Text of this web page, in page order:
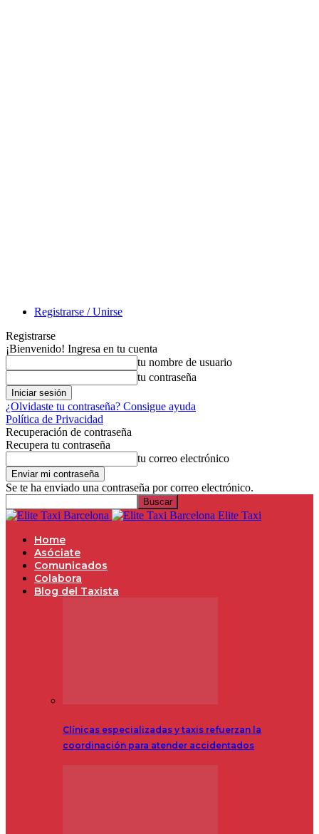
Registrarse / Unirse
Registrarse
¡Bienvenido! Ingresa en tu cuenta
tu nombre de usuario
tu contraseña
¿Olvidaste tu contraseña? Consigue ayuda
Política de Privacidad
Recuperación de contraseña
Recupera tu contraseña
tu correo electrónico
Se te ha enviado una contraseña por correo electrónico.
Elite Taxi
Home
Asóciate
Comunicados
Colabora
Blog del Taxista
Clínicas especializadas y taxis refuerzan la
coordinación para atender accidentados